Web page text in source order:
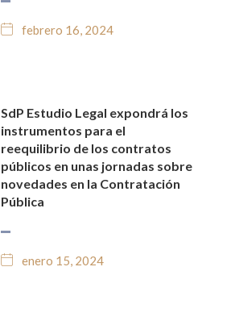
febrero 16, 2024
NOTICIAS Y BLOG JURÍDICO
SdP Estudio Legal expondrá los
instrumentos para el
reequilibrio de los contratos
públicos en unas jornadas sobre
novedades en la Contratación
Pública
enero 15, 2024